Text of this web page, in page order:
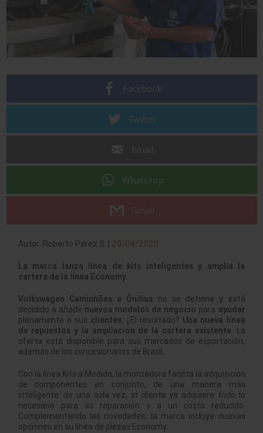
Facebook
Twitter
WhatsApp
Gmail
Autor: Roberto Pérez S. | 20/04/2020
La marca lanza línea de kits inteligentes y amplía la
cartera de la línea Economy.
Volkswagen Caminhões e Ônibus no se detiene y está
decidido a añadir nuevos modelos de negocio para ayudar
plenamente a sus clientes. ¿El resultado? Una nueva línea
de repuestos y la ampliación de la cartera existente. La
oferta está disponible para sus mercados de exportación,
además de los concesionarios de Brasil.
Con la línea Kits a Medida, la montadora facilita la adquisición
de componentes en conjunto, de una manera más
inteligente: de una sola vez, el cliente ya adquiere todo lo
necesario para su reparación y a un costo reducido.
Complementando las novedades, la marca incluye nuevas
opciones en su línea de piezas Economy.